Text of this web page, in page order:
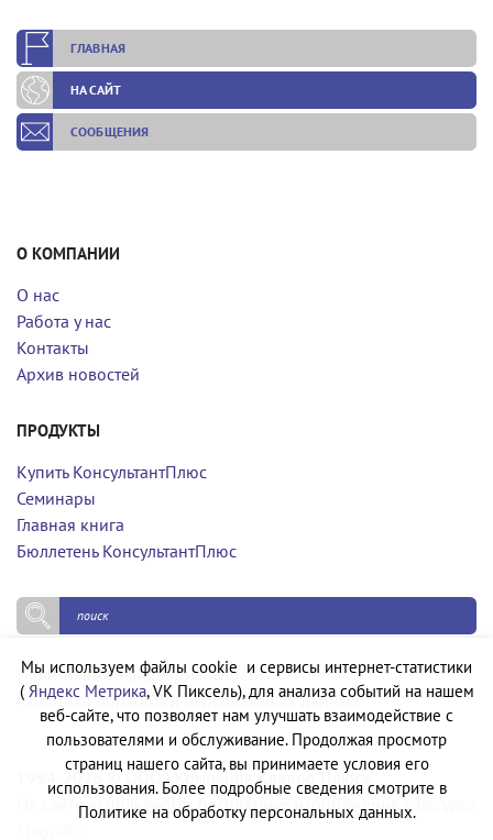
ГЛАВНАЯ
НА САЙТ
СООБЩЕНИЯ
О КОМПАНИИ
О нас
Работа у нас
Контакты
Архив новостей
ПРОДУКТЫ
Купить КонсультантПлюс
Семинары
Главная книга
Бюллетень КонсультантПлюс
Политика конфиденциальности
Политика обработки персональных данных
1994-2026 © ООО «Компания Квадро Плюс»
На сайте используются бесплатные изображения с ресурса
Мы используем файлы cookie и сервисы интернет-статистики
( Яндекс Метрика, VK Пиксель), для анализа событий на нашем
веб-сайте, что позволяет нам улучшать взаимодействие с
пользователями и обслуживание. Продолжая просмотр
страниц нашего сайта, вы принимаете условия его
использования. Более подробные сведения смотрите в
Политике на обработку персональных данных.